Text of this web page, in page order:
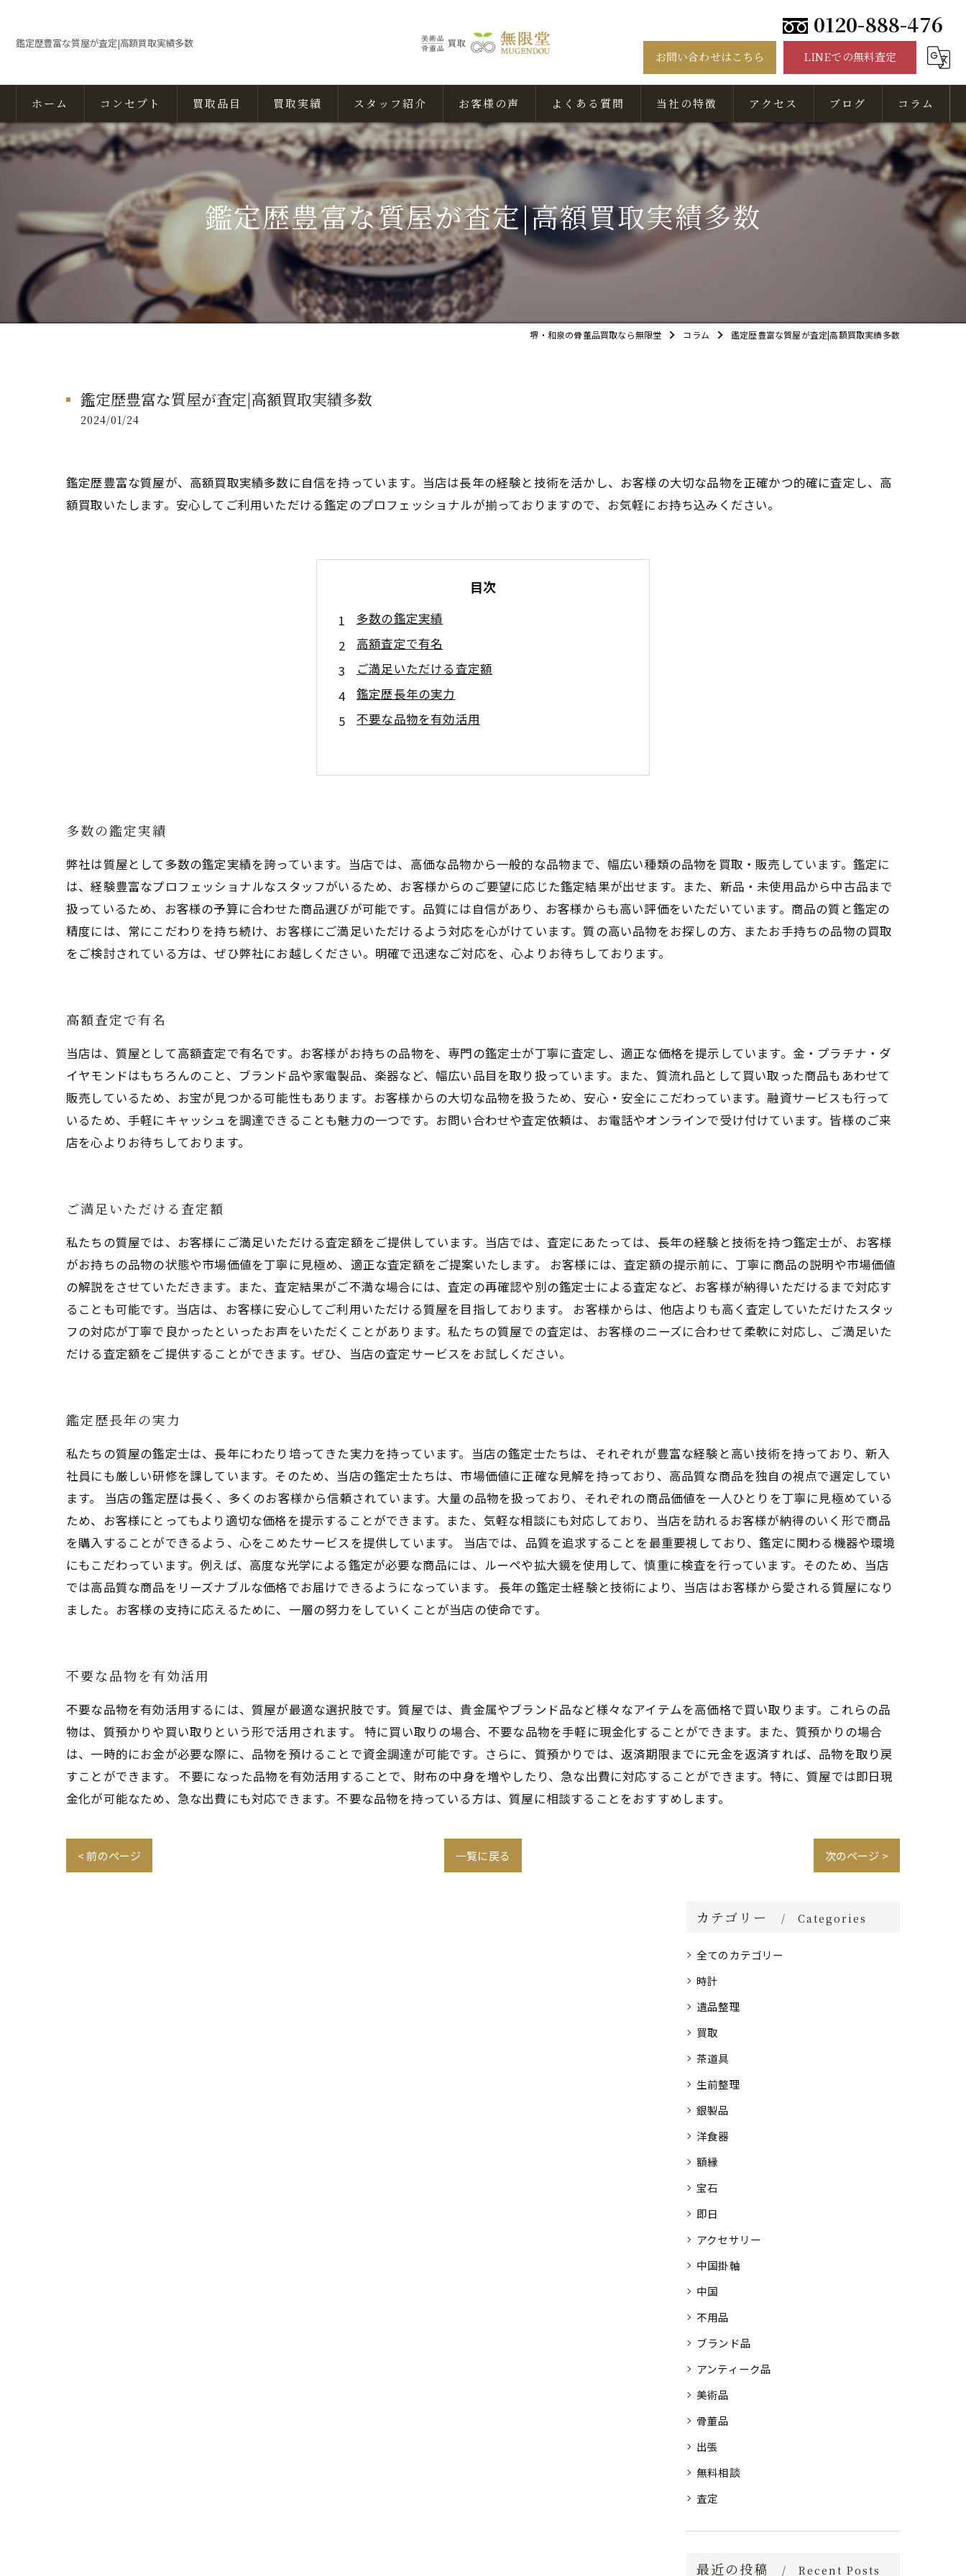
鑑定歴豊富な質屋が査定|高額買取実績多数
0120-888-476
お問い合わせはこちら LINEでの無料査定
ホーム コンセプト 買取品目 買取実績 スタッフ紹介 お客様の声 よくある質問 当社の特徴
骨董品
美術品
出張
無料相談
アクセス ブログ コラム
鑑定歴豊富な質屋が査定|高額買取実績多数
堺・和泉の骨董品買取なら無限堂 コラム 鑑定歴豊富な質屋が査定|高額買取実績多数
鑑定歴豊富な質屋が査定|高額買取実績多数
2024/01/24
鑑定歴豊富な質屋が、高額買取実績多数に自信を持っています。当店は長年の経験と技術を活かし、お客様の大切な品物を正確かつ的確に査定し、高
額買取いたします。安心してご利用いただける鑑定のプロフェッショナルが揃っておりますので、お気軽にお持ち込みください。
目次
多数の鑑定実績
高額査定で有名
ご満足いただける査定額
鑑定歴長年の実力
不要な品物を有効活用
多数の鑑定実績
弊社は質屋として多数の鑑定実績を誇っています。当店では、高価な品物から一般的な品物まで、幅広い種類の品物を買取・販売しています。鑑定に
は、経験豊富なプロフェッショナルなスタッフがいるため、お客様からのご要望に応じた鑑定結果が出せます。また、新品・未使用品から中古品まで
扱っているため、お客様の予算に合わせた商品選びが可能です。品質には自信があり、お客様からも高い評価をいただいています。商品の質と鑑定の
精度には、常にこだわりを持ち続け、お客様にご満足いただけるよう対応を心がけています。質の高い品物をお探しの方、またお手持ちの品物の買取
をご検討されている方は、ぜひ弊社にお越しください。明確で迅速なご対応を、心よりお待ちしております。
高額査定で有名
当店は、質屋として高額査定で有名です。お客様がお持ちの品物を、専門の鑑定士が丁寧に査定し、適正な価格を提示しています。金・プラチナ・ダ
イヤモンドはもちろんのこと、ブランド品や家電製品、楽器など、幅広い品目を取り扱っています。また、質流れ品として買い取った商品もあわせて
販売しているため、お宝が見つかる可能性もあります。お客様からの大切な品物を扱うため、安心・安全にこだわっています。融資サービスも行って
いるため、手軽にキャッシュを調達できることも魅力の一つです。お問い合わせや査定依頼は、お電話やオンラインで受け付けています。皆様のご来
店を心よりお待ちしております。
ご満足いただける査定額
私たちの質屋では、お客様にご満足いただける査定額をご提供しています。当店では、査定にあたっては、長年の経験と技術を持つ鑑定士が、お客様
がお持ちの品物の状態や市場価値を丁寧に見極め、適正な査定額をご提案いたします。 お客様には、査定額の提示前に、丁寧に商品の説明や市場価値
の解説をさせていただきます。また、査定結果がご不満な場合には、査定の再確認や別の鑑定士による査定など、お客様が納得いただけるまで対応す
ることも可能です。当店は、お客様に安心してご利用いただける質屋を目指しております。 お客様からは、他店よりも高く査定していただけたスタッ
フの対応が丁寧で良かったといったお声をいただくことがあります。私たちの質屋での査定は、お客様のニーズに合わせて柔軟に対応し、ご満足いた
だける査定額をご提供することができます。ぜひ、当店の査定サービスをお試しください。
鑑定歴長年の実力
私たちの質屋の鑑定士は、長年にわたり培ってきた実力を持っています。当店の鑑定士たちは、それぞれが豊富な経験と高い技術を持っており、新入
社員にも厳しい研修を課しています。そのため、当店の鑑定士たちは、市場価値に正確な見解を持っており、高品質な商品を独自の視点で選定してい
ます。 当店の鑑定歴は長く、多くのお客様から信頼されています。大量の品物を扱っており、それぞれの商品価値を一人ひとりを丁寧に見極めている
ため、お客様にとってもより適切な価格を提示することができます。また、気軽な相談にも対応しており、当店を訪れるお客様が納得のいく形で商品
を購入することができるよう、心をこめたサービスを提供しています。 当店では、品質を追求することを最重要視しており、鑑定に関わる機器や環境
にもこだわっています。例えば、高度な光学による鑑定が必要な商品には、ルーペや拡大鏡を使用して、慎重に検査を行っています。そのため、当店
では高品質な商品をリーズナブルな価格でお届けできるようになっています。 長年の鑑定士経験と技術により、当店はお客様から愛される質屋になり
ました。お客様の支持に応えるために、一層の努力をしていくことが当店の使命です。
不要な品物を有効活用
不要な品物を有効活用するには、質屋が最適な選択肢です。質屋では、貴金属やブランド品など様々なアイテムを高価格で買い取ります。これらの品
物は、質預かりや買い取りという形で活用されます。 特に買い取りの場合、不要な品物を手軽に現金化することができます。また、質預かりの場合
は、一時的にお金が必要な際に、品物を預けることで資金調達が可能です。さらに、質預かりでは、返済期限までに元金を返済すれば、品物を取り戻
すことができます。 不要になった品物を有効活用することで、財布の中身を増やしたり、急な出費に対応することができます。特に、質屋では即日現
金化が可能なため、急な出費にも対応できます。不要な品物を持っている方は、質屋に相談することをおすすめします。
< 前のページ 一覧に戻る 次のページ >
カテゴリー Categories
全てのカテゴリー
時計
遺品整理
買取
茶道具
生前整理
銀製品
洋食器
額縁
宝石
即日
アクセサリー
中国掛軸
中国
不用品
ブランド品
アンティーク品
美術品
骨董品
出張
無料相談
査定
最近の投稿 Recent Posts